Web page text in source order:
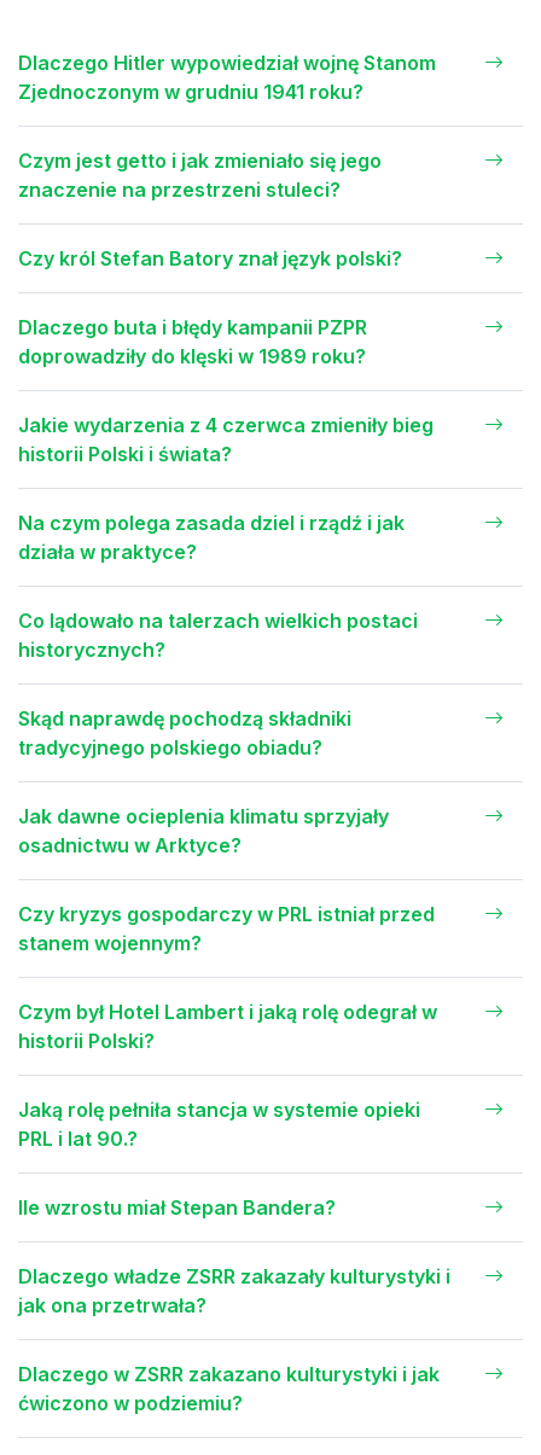
Dlaczego Hitler wypowiedział wojnę Stanom
Zjednoczonym w grudniu 1941 roku?
Czym jest getto i jak zmieniało się jego
znaczenie na przestrzeni stuleci?
Czy król Stefan Batory znał język polski?
Dlaczego buta i błędy kampanii PZPR
doprowadziły do klęski w 1989 roku?
Jakie wydarzenia z 4 czerwca zmieniły bieg
historii Polski i świata?
Na czym polega zasada dziel i rządź i jak
działa w praktyce?
Co lądowało na talerzach wielkich postaci
historycznych?
Skąd naprawdę pochodzą składniki
tradycyjnego polskiego obiadu?
Jak dawne ocieplenia klimatu sprzyjały
osadnictwu w Arktyce?
Czy kryzys gospodarczy w PRL istniał przed
stanem wojennym?
Czym był Hotel Lambert i jaką rolę odegrał w
historii Polski?
Jaką rolę pełniła stancja w systemie opieki
PRL i lat 90.?
Ile wzrostu miał Stepan Bandera?
Dlaczego władze ZSRR zakazały kulturystyki i
jak ona przetrwała?
Dlaczego w ZSRR zakazano kulturystyki i jak
ćwiczono w podziemiu?